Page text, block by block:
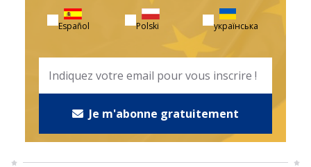
Español Polski українська
Je m'abonne gratuitement